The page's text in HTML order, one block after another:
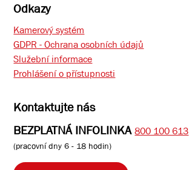
Odkazy
Kamerový systém
GDPR - Ochrana osobních údajů
Služební informace
Prohlášení o přístupnosti
Kontaktujte nás
BEZPLATNÁ INFOLINKA 800 100 613
(pracovní dny 6 - 18 hodin)